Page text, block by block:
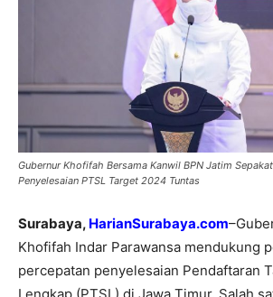
Gubernur Khofifah Bersama Kanwil BPN Jatim
Penyelesaian PTSL Target 2024 Tuntas
Surabaya, HarianSurabaya.com
Khofifah Indar Parawansa mendukung
percepatan penyelesaian Pendaftaran